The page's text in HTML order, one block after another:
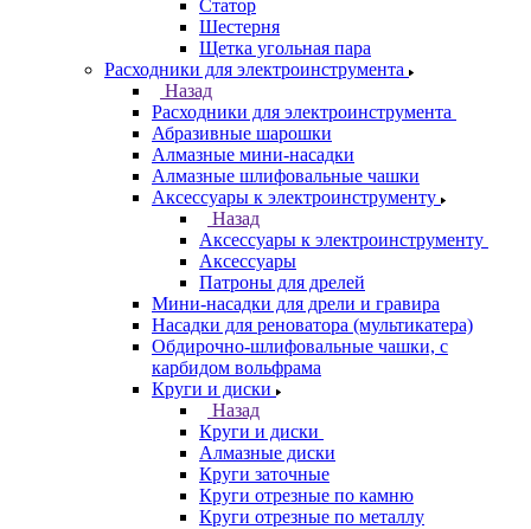
Статор
Шестерня
Щетка угольная пара
Расходники для электроинструмента
Назад
Расходники для электроинструмента
Абразивные шарошки
Алмазные мини-насадки
Алмазные шлифовальные чашки
Аксессуары к электроинструменту
Назад
Аксессуары к электроинструменту
Аксессуары
Патроны для дрелей
Мини-насадки для дрели и гравира
Насадки для реноватора (мультикатера)
Обдирочно-шлифовальные чашки, с
карбидом вольфрама
Круги и диски
Назад
Круги и диски
Алмазные диски
Круги заточные
Круги отрезные по камню
Круги отрезные по металлу